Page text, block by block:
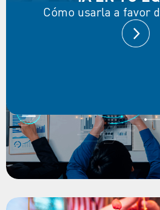
Cómo usarla a favor